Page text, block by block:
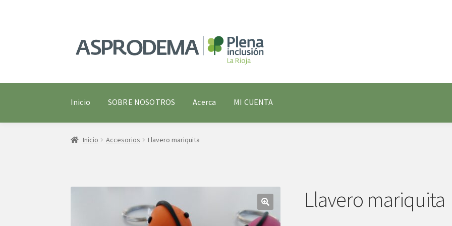
lacontenido
Inicio SOBRE NOSOTROS Acerca MI CUENTA
Inicio Accesorios Llavero mariquita
Llavero mariquita